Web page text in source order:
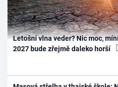
Letošní vlna veder? Nic moc,
2027 bude zřejmě daleko horší